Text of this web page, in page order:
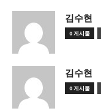
김수현
0 게시물
김수현
0 게시물